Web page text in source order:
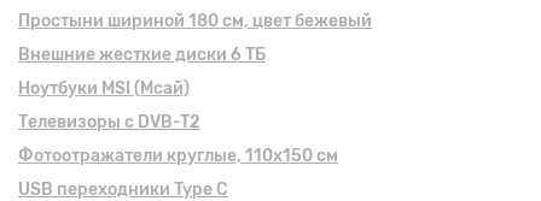
Простыни шириной 180 см, цвет бежевый
Внешние жесткие диски 6 ТБ
Ноутбуки MSI (Мсай)
Телевизоры с DVB-T2
Фотоотражатели круглые, 110х150 см
USB переходники Type C